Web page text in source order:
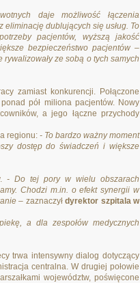
daje możliwość łączenia
eliminację dublujących się usług. To
pacjentów, wyższą jakość
bezpieczeństwo pacjentów–
ze sobą o tych samych
zamiast konkurencji. Połączone
pół miliona pacjentów. Nowy
a jego łączne przychody
regionu: - To bardzo ważny moment
dostęp do świadczeń i większe
- Do tej pory w wielu obszarach
Chodzi m.in. o efekt synergii w
– zaznaczył dyrektor szpitala w
a dla zespołów medycznych
trwa intensywny dialog dotyczący
centralna. W drugiej połowie
województw, poświęcone